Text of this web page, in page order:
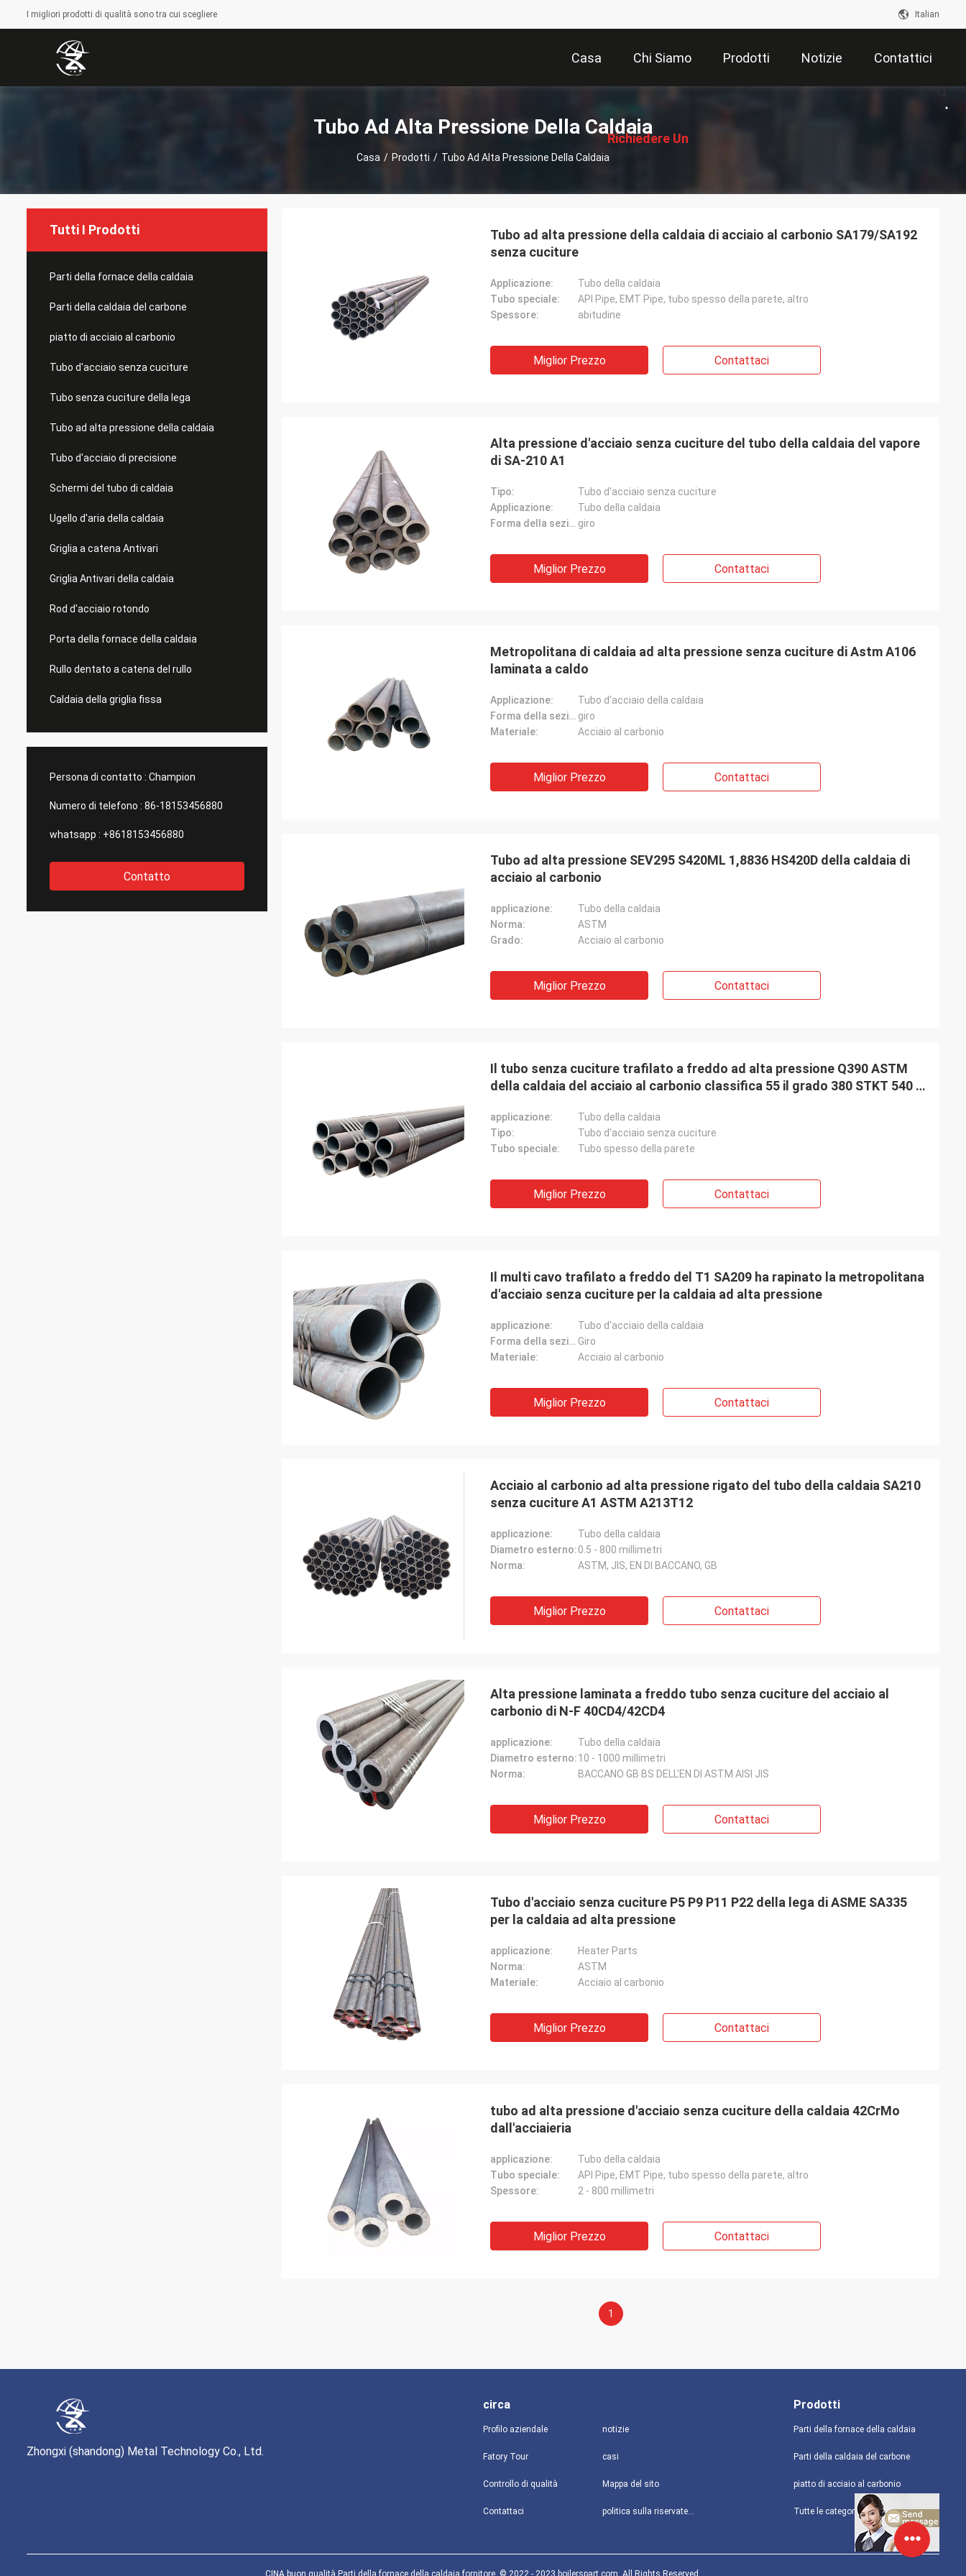
I migliori prodotti di qualità sono tra cui scegliere Italian
Casa Chi Siamo Prodotti Notizie Contattici
述
Richiedere Un
Preventivo
Tubo Ad Alta Pressione Della Caldaia
Casa / Prodotti / Tubo Ad Alta Pressione Della Caldaia
Tutti I Prodotti
Parti della fornace della caldaia
Parti della caldaia del carbone
piatto di acciaio al carbonio
Tubo d'acciaio senza cuciture
Tubo senza cuciture della lega
Tubo ad alta pressione della caldaia
Tubo d'acciaio di precisione
Schermi del tubo di caldaia
Ugello d'aria della caldaia
Griglia a catena Antivari
Griglia Antivari della caldaia
Rod d'acciaio rotondo
Porta della fornace della caldaia
Rullo dentato a catena del rullo
Caldaia della griglia fissa
Persona di contatto : Champion
Numero di telefono : 86-18153456880
whatsapp : +8618153456880
Contatto
Tubo ad alta pressione della caldaia di acciaio al carbonio SA179/SA192
senza cuciture
Applicazione:
Tubo della caldaia
Tubo speciale:
API Pipe, EMT Pipe, tubo spesso della parete, altro
Spessore:
abitudine
Miglior Prezzo Contattaci
Alta pressione d'acciaio senza cuciture del tubo della caldaia del vapore
di SA-210 A1
Tipo:
Tubo d'acciaio senza cuciture
Applicazione:
Tubo della caldaia
Forma della sezione: giro
Miglior Prezzo Contattaci
Metropolitana di caldaia ad alta pressione senza cuciture di Astm A106
laminata a caldo
Applicazione:
Tubo d'acciaio della caldaia
Forma della sezione: giro
Materiale:
Acciaio al carbonio
Miglior Prezzo Contattaci
Tubo ad alta pressione SEV295 S420ML 1,8836 HS420D della caldaia di
acciaio al carbonio
applicazione:
Tubo della caldaia
Norma:
ASTM
Grado:
Acciaio al carbonio
Miglior Prezzo Contattaci
Il tubo senza cuciture trafilato a freddo ad alta pressione Q390 ASTM
della caldaia del acciaio al carbonio classifica 55 il grado 380 STKT 540 il
applicazione:
Tubo della caldaia
Tipo:
Tubo d'acciaio senza cuciture
Tubo speciale:
Tubo spesso della parete
Miglior Prezzo Contattaci
Il multi cavo trafilato a freddo del T1 SA209 ha rapinato la metropolitana
d'acciaio senza cuciture per la caldaia ad alta pressione
applicazione:
Tubo d'acciaio della caldaia
Forma della sezione: Giro
Materiale:
Acciaio al carbonio
Miglior Prezzo Contattaci
Acciaio al carbonio ad alta pressione rigato del tubo della caldaia SA210
senza cuciture A1 ASTM A213T12
applicazione:
Tubo della caldaia
Diametro esterno:0.5 - 800 millimetri
Norma:
ASTM, JIS, EN DI BACCANO, GB
Miglior Prezzo Contattaci
Alta pressione laminata a freddo tubo senza cuciture del acciaio al
carbonio di N-F 40CD4/42CD4
applicazione:
Tubo della caldaia
Diametro esterno:10 - 1000 millimetri
Norma:
BACCANO GB BS DELL'EN DI ASTM AISI JIS
Miglior Prezzo Contattaci
Tubo d'acciaio senza cuciture P5 P9 P11 P22 della lega di ASME SA335
per la caldaia ad alta pressione
applicazione:
Heater Parts
Norma:
ASTM
Materiale:
Acciaio al carbonio
Miglior Prezzo Contattaci
tubo ad alta pressione d'acciaio senza cuciture della caldaia 42CrMo
dall'acciaieria
applicazione:
Tubo della caldaia
Tubo speciale:
API Pipe, EMT Pipe, tubo spesso della parete, altro
Spessore:
2 - 800 millimetri
Miglior Prezzo Contattaci
1
Zhongxi (shandong) Metal Technology Co., Ltd.
circa
Profilo aziendale
Fatory Tour
Controllo di qualità
Contattaci
notizie
casi
Mappa del sito
politica sulla riservatezza
Prodotti
Parti della fornace della caldaia
Parti della caldaia del carbone
piatto di acciaio al carbonio
Tutte le categorie
CINA buon qualità Parti della fornace della caldaia fornitore. © 2022 - 2023 boilerspart.com. All Rights Reserved.